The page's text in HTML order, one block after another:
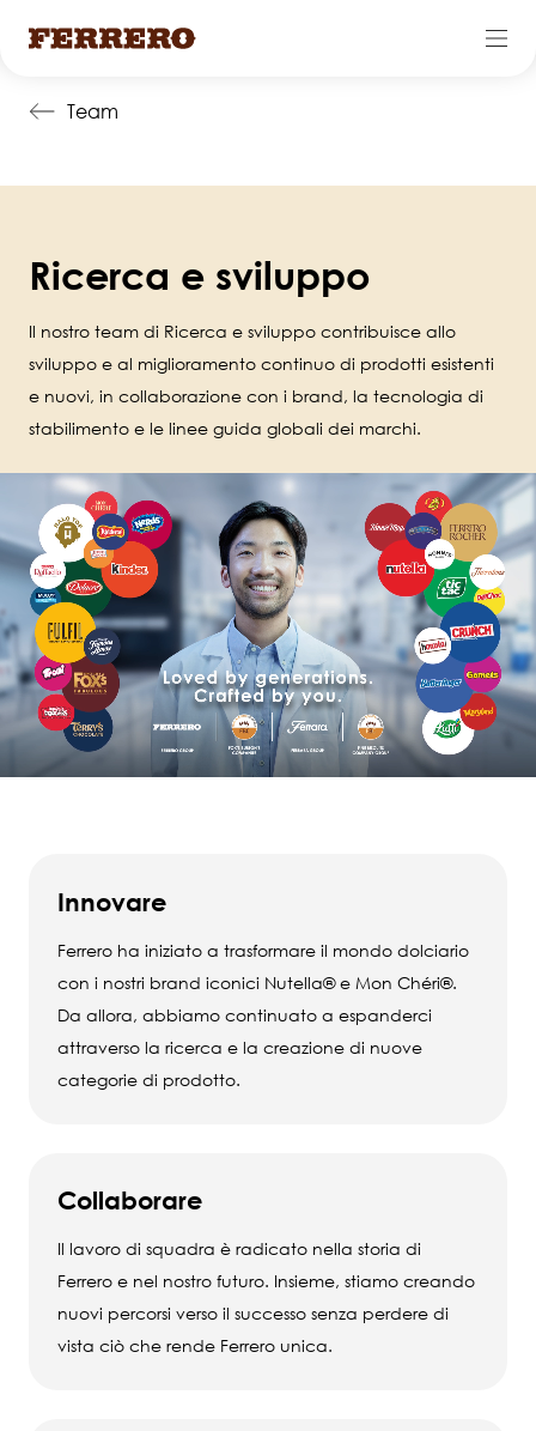
principale
Team
Ricerca e sviluppo
Il nostro team di Ricerca e sviluppo contribuisce allo
sviluppo e al miglioramento continuo di prodotti esistenti
e nuovi, in collaborazione con i brand, la tecnologia di
stabilimento e le linee guida globali dei marchi.
Innovare
Ferrero ha iniziato a trasformare il mondo dolciario
con i nostri brand iconici Nutella® e Mon Chéri®.
Da allora, abbiamo continuato a espanderci
attraverso la ricerca e la creazione di nuove
categorie di prodotto.
Collaborare
Il lavoro di squadra è radicato nella storia di
Ferrero e nel nostro futuro. Insieme, stiamo creando
nuovi percorsi verso il successo senza perdere di
vista ciò che rende Ferrero unica.